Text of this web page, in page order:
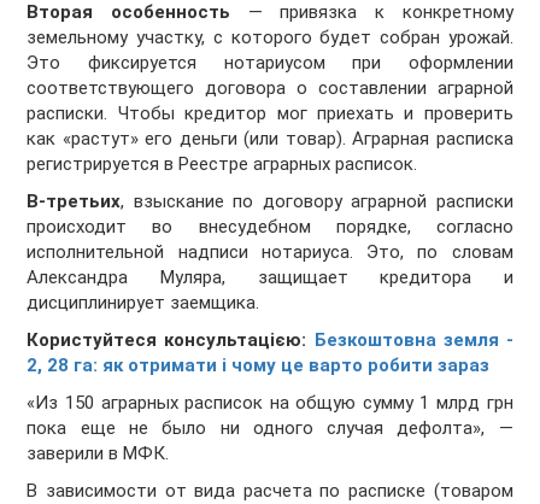
Вторая особенность — привязка к конкретному
земельному участку, с которого будет собран урожай.
Это фиксируется нотариусом при оформлении
соответствующего договора о составлении аграрной
расписки. Чтобы кредитор мог приехать и проверить
как «растут» его деньги (или товар). Аграрная расписка
регистрируется в Реестре аграрных расписок.
В-третьих, взыскание по договору аграрной расписки
происходит во внесудебном порядке, согласно
исполнительной надписи нотариуса. Это, по словам
Александра Муляра, защищает кредитора и
дисциплинирует заемщика.
Користуйтеся консультацією: Безкоштовна земля -
2, 28 га: як отримати і чому це варто робити зараз
«Из 150 аграрных расписок на общую сумму 1 млрд грн
пока еще не было ни одного случая дефолта», —
заверили в МФК.
В зависимости от вида расчета по расписке (товаром